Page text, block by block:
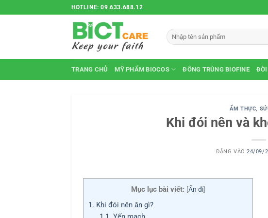
qua
HOTLINE: 09.633.688.12
Tìm
kiếm:
TRANG CHỦ MỸ PHẨM BIOCOS ĐÔNG TRÙNG BIOFINE ĐỜI
ẨM THỰC,
Khi đói nên và
ĐĂNG VÀO24/09/
Mục lục bài viết: [Ẩn đi]
1. Khi đói nên ăn gì?